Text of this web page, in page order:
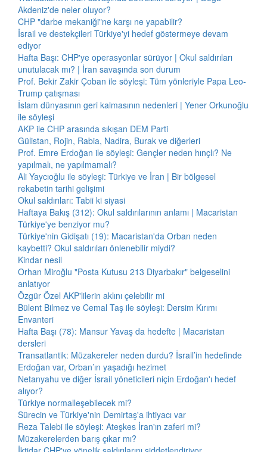
Akdeniz'de neler oluyor?
CHP "darbe mekaniği"ne karşı ne yapabilir?
İsrail ve destekçileri Türkiye'yi hedef göstermeye devam
ediyor
Hafta Başı: CHP'ye operasyonlar sürüyor | Okul saldırıları
unutulacak mı? | İran savaşında son durum
Prof. Bekir Zakir Çoban ile söyleşi: Tüm yönleriyle Papa Leo-
Trump çatışması
İslam dünyasının geri kalmasının nedenleri | Yener Orkunoğlu
ile söyleşi
AKP ile CHP arasında sıkışan DEM Parti
Gülistan, Rojin, Rabia, Nadira, Burak ve diğerleri
Prof. Emre Erdoğan ile söyleşi: Gençler neden hınçlı? Ne
yapılmalı, ne yapılmamalı?
Ali Yaycıoğlu ile söyleşi: Türkiye ve İran | Bir bölgesel
rekabetin tarihi gelişimi
Okul saldırıları: Tabii ki siyasi
Haftaya Bakış (312): Okul saldırılarının anlamı | Macaristan
Türkiye'ye benziyor mu?
Türkiye'nin Gidişatı (19): Macaristan'da Orban neden
kaybetti? Okul saldırıları önlenebilir miydi?
Kindar nesil
Orhan Miroğlu "Posta Kutusu 213 Diyarbakır" belgeselini
anlatıyor
Özgür Özel AKP'lilerin aklını çelebilir mi
Bülent Bilmez ve Cemal Taş ile söyleşi: Dersim Kırımı
Envanteri
Hafta Başı (78): Mansur Yavaş da hedefte | Macaristan
dersleri
Transatlantik: Müzakereler neden durdu? İsrail’in hedefinde
Erdoğan var, Orban’ın yaşadığı hezimet
Netanyahu ve diğer İsrail yöneticileri niçin Erdoğan'ı hedef
alıyor?
Türkiye normalleşebilecek mi?
Sürecin ve Türkiye'nin Demirtaş'a ihtiyacı var
Reza Talebi ile söyleşi: Ateşkes İran'ın zaferi mi?
Müzakerelerden barış çıkar mı?